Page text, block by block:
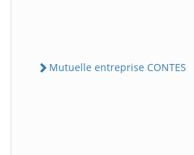
Mutuelle entreprise CONTES